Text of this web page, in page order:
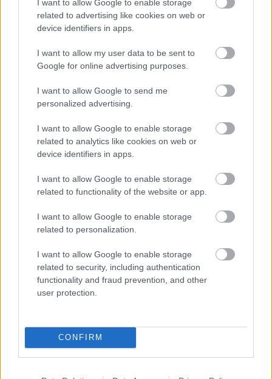
I want to allow Google to enable storage
related to advertising like cookies on web or
device identifiers in apps.
I want to allow my user data to be sent to
Google for online advertising purposes.
I want to allow Google to send me
personalized advertising.
I want to allow Google to enable storage
related to analytics like cookies on web or
device identifiers in apps.
I want to allow Google to enable storage
related to functionality of the website or app.
I want to allow Google to enable storage
related to personalization.
I want to allow Google to enable storage
related to security, including authentication
functionality and fraud prevention, and other
user protection.
CONFIRM
megoldás, mint gondolnád
Nem ecettel és nem szódabikarbónával: ezzel lesz
újra csillogó a vízköves csap
Ha mindig ezt a mondatot használod, az rendkívül magas